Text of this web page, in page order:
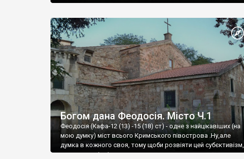
Богом дана Феодосія. Місто Ч.1
Феодосія (Кафа-12 (13) -15 (18) ст) - одне з найцікавіших (на
мою думку) міст всього Кримського півострова .Ну,але
думка в кожного своя, тому щоби розвіяти цей субєктивізм,
запрошую відвідати це